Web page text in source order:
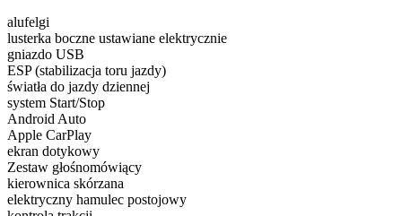
alufelgi
lusterka boczne ustawiane elektrycznie
gniazdo USB
ESP (stabilizacja toru jazdy)
światła do jazdy dziennej
system Start/Stop
Android Auto
Apple CarPlay
ekran dotykowy
Zestaw głośnomówiący
kierownica skórzana
elektryczny hamulec postojowy